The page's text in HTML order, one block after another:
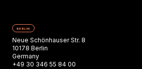
BERLIN
Neue Schönhauser Str. 8
10178 Berlin
Germany
+49 30 346 55 84 00